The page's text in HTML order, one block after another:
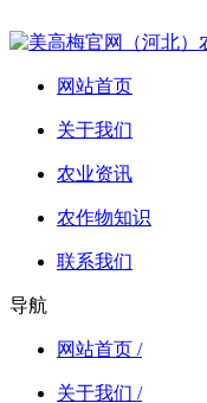
网站首页
关于我们
农业资讯
农作物知识
联系我们
导航
网站首页 /
关于我们 /